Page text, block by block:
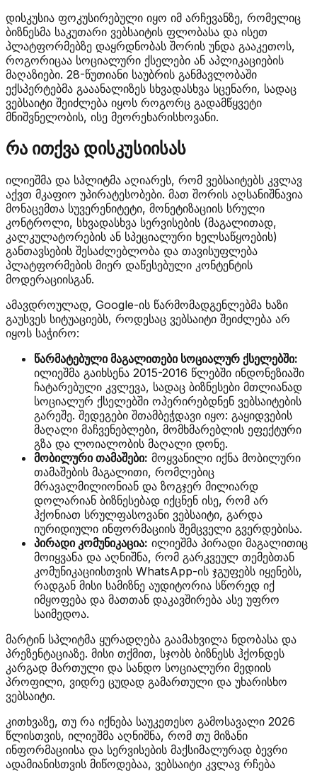
დისკუსია ფოკუსირებული იყო იმ არჩევანზე, რომელიც
ბიზნესმა საკუთარი ვებსაიტის ფლობასა და ისეთ
პლატფორმებზე დაყრდნობას შორის უნდა გააკეთოს,
როგორიცაა სოციალური ქსელები ან აპლიკაციების
მაღაზიები. 28-წუთიანი საუბრის განმავლობაში
ექსპერტებმა გააანალიზეს სხვადასხვა სცენარი, სადაც
ვებსაიტი შეიძლება იყოს როგორც გადამწყვეტი
მნიშვნელობის, ისე მეორეხარისხოვანი.
რა ითქვა დისკუსიისას
ილიეშმა და სპლიტმა აღიარეს, რომ ვებსაიტებს კვლავ
აქვთ მკაფიო უპირატესობები. მათ შორის აღსანიშნავია
მონაცემთა სუვერენიტეტი, მონეტიზაციის სრული
კონტროლი, სხვადასხვა სერვისების (მაგალითად,
კალკულატორების ან სპეციალური ხელსაწყოების)
განთავსების შესაძლებლობა და თავისუფლება
პლატფორმების მიერ დაწესებული კონტენტის
მოდერაციისგან.
ამავდროულად, Google-ის წარმომადგენლებმა ხაზი
გაუსვეს სიტუაციებს, როდესაც ვებსაიტი შეიძლება არ
იყოს საჭირო:
წარმატებული მაგალითები სოციალურ ქსელებში:
ილიეშმა გაიხსენა 2015-2016 წლებში ინდონეზიაში
ჩატარებული კვლევა, სადაც ბიზნესები მთლიანად
სოციალურ ქსელებში ოპერირებდნენ ვებსაიტების
გარეშე. შედეგები შთამბეჭდავი იყო: გაყიდვების
მაღალი მაჩვენებლები, მომხმარებლის ეფექტური
გზა და ლოიალობის მაღალი დონე.
მობილური თამაშები: მოყვანილი იქნა მობილური
თამაშების მაგალითი, რომლებიც
მრავალმილიონიან და ზოგჯერ მილიარდ
დოლარიან ბიზნესებად იქცნენ ისე, რომ არ
ჰქონიათ სრულფასოვანი ვებსაიტი, გარდა
იურიდიული ინფორმაციის შემცველი გვერდებისა.
პირადი კომუნიკაცია: ილიეშმა პირადი მაგალითიც
მოიყვანა და აღნიშნა, რომ გარკვეულ თემებთან
კომუნიკაციისთვის WhatsApp-ის ჯგუფებს იყენებს,
რადგან მისი სამიზნე აუდიტორია სწორედ იქ
იმყოფება და მათთან დაკავშირება ასე უფრო
საიმედოა.
მარტინ სპლიტმა ყურადღება გაამახვილა ნდობასა და
პრეზენტაციაზე. მისი თქმით, სჯობს ბიზნესს ჰქონდეს
კარგად მართული და სანდო სოციალური მედიის
პროფილი, ვიდრე ცუდად გამართული და უხარისხო
ვებსაიტი.
კითხვაზე, თუ რა იქნება საუკეთესო გამოსავალი 2026
წლისთვის, ილიეშმა აღნიშნა, რომ თუ მიზანი
ინფორმაციისა და სერვისების მაქსიმალურად ბევრი
ადამიანისთვის მიწოდებაა, ვებსაიტი კვლავ რჩება